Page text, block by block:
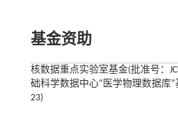
基金资助
核数据重点实验室基金(批准号：
础科学数据中心“医学物理数据库”
23)